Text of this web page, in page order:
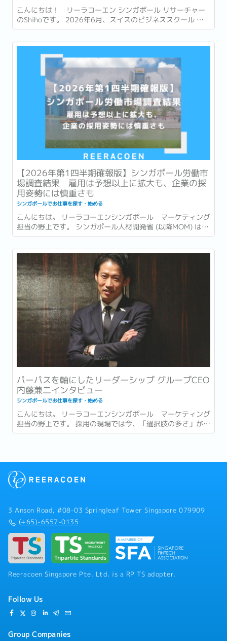
こんにちは！ リーラコーエン シンガポール リサーチャー
のShihoです。 2026年6月、スイスのビジネススクール 国
際経営開発研究所・IMD (International Institute for
Management Development) が発表した「世界競争力ラン
キング...
【2026年第1四半期確報版】シンガポール労働市
場調査結果 雇用は予想以上に拡大も、企業の採
用姿勢には慎重さも
シンガポールでお仕事を探す・始める
こんにちは。 リーラコーエンシンガポール マーケティング
担当の野上です。 シンガポール人材開発省 (以降MOM) は先
日の2026年6月15日、2026年第1四半期 (1〜3月) の労働市
場レポート (Labour Market Report) を発表しました。...
パーパスを軸にしたリーダーシップ グループCEO
内藤兼二インタビュー
シンガポールでお仕事を探す・始める
こんにちは。 リーラコーエンシンガポール マーケティング
担当の野上です。 採用の現場では今、「選択肢の多さ」が新
たな難しさとして語られるようになっています。...
3 Anson Road, #08-03 Springleaf Tower Singapore 079909
(+65)-6557-0135
Reeracoen Singapore Pte. Ltd. is a RP TS adopter.
Follow Us
Group Companies